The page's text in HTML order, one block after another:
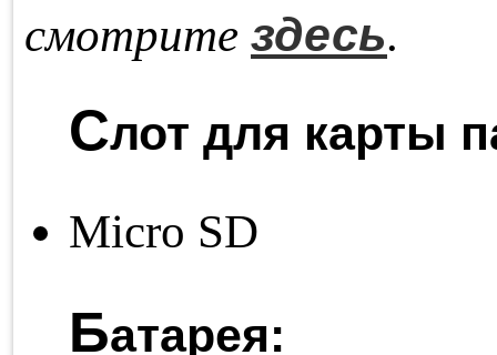
смотрите здесь.
Слот для карты
Micro SD
Батарея: